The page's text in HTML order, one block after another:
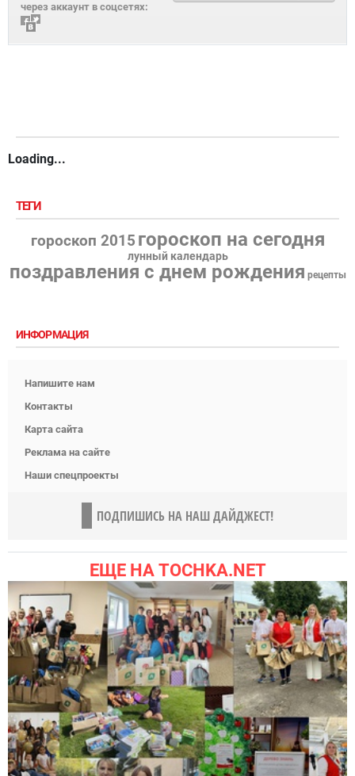
через аккаунт в соцсетях:
Loading...
ТЕГИ
гороскоп 2015 гороскоп на сегодня
лунный календарь
поздравления с днем рождения рецепты
ИНФОРМАЦИЯ
Напишите нам
Контакты
Карта сайта
Реклама на сайте
Наши спецпроекты
ПОДПИШИСЬ НА НАШ ДАЙДЖЕСТ!
ЕЩЕ НА TOCHKA.NET